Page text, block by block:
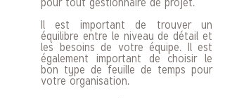
Il est important de trouver un
équilibre entre le niveau de détail et
les besoins de votre équipe. Il est
également important de choisir le
bon type de feuille de temps pour
votre organisation.